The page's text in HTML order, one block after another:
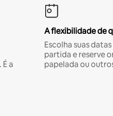
a
A flexibilidade de
Escolha suas
partida e reserve
papelada ou